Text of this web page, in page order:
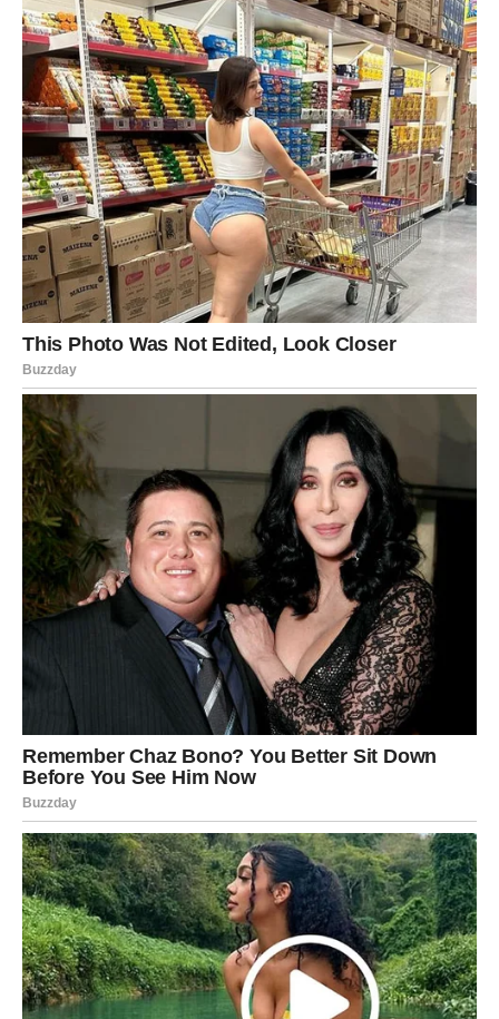
6. Vodolija – Neočekivana
finansijska sreća i revolucija
Vodolije će 2026. imati jednu od najluđih finansijskih
godina.Pluton u Vodoliji+Uran u Blizancimadonose
neočekivane prilike: nagrade, nasledstva, dobitci na
lutriji, kripto ili investicije.
Novac– Najjači periodi: februar–april i septembar–
novembar. Mnogi Vodolije će doživjeti „nagli skok“ – od
nule do šestocifrene sume.
Karijera
humanitarni projekti – tu su najveće šanse.
Ljubav– Veze su slobodne i nekonvencionalne. Samci
privlače ekscentrične, pametne partnere.
Savjet za Vodoliju: Ne troši sve odjednom. Pametno
investiraj dio neočekivanog novca.